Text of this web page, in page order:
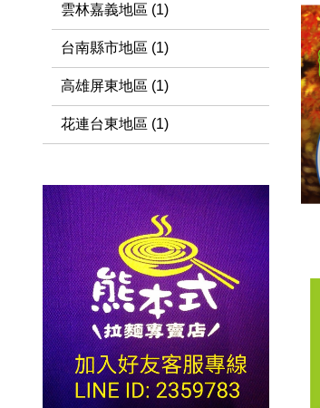
雲林嘉義地區 (1)
台南縣市地區 (1)
高雄屏東地區 (1)
花連台東地區 (1)